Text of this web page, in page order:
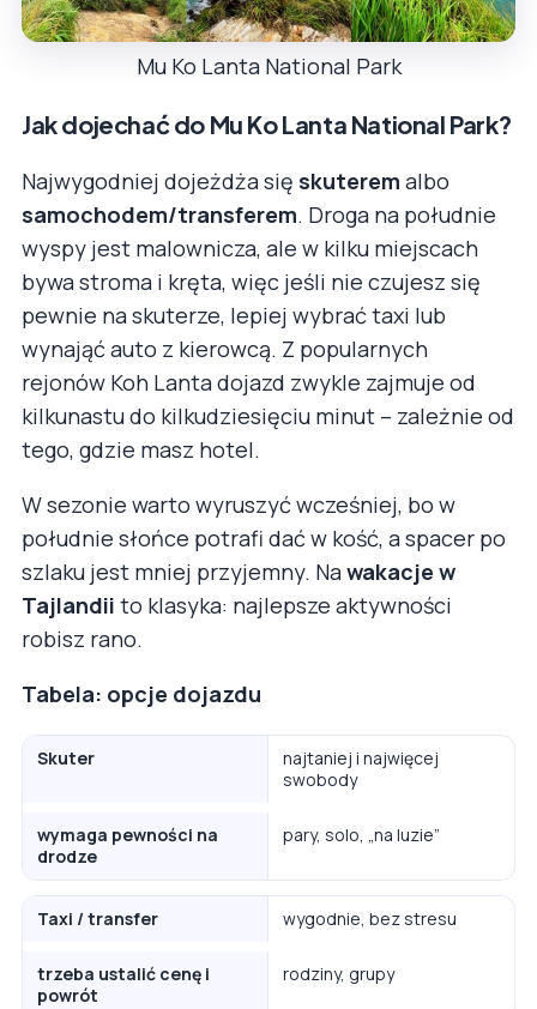
Mu Ko Lanta National Park
Jak dojechać do Mu Ko Lanta National Park?
Najwygodniej dojeżdża się skuterem albo
samochodem/transferem. Droga na południe
wyspy jest malownicza, ale w kilku miejscach
bywa stroma i kręta, więc jeśli nie czujesz się
pewnie na skuterze, lepiej wybrać taxi lub
wynająć auto z kierowcą. Z popularnych
rejonów Koh Lanta dojazd zwykle zajmuje od
kilkunastu do kilkudziesięciu minut – zależnie od
tego, gdzie masz hotel.
W sezonie warto wyruszyć wcześniej, bo w
południe słońce potrafi dać w kość, a spacer po
szlaku jest mniej przyjemny. Nawakacje w
Tajlandii to klasyka: najlepsze aktywności
robisz rano.
Tabela: opcje dojazdu
Skuter
najtaniej i najwięcej
swobody
wymaga pewności na
drodze
pary, solo, „na luzie”
Taxi / transfer wygodnie, bez stresu
trzeba ustalić cenę i
powrót
rodziny, grupy